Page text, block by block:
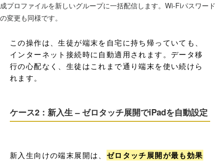
成プロファイルを新しいグループに一括配信します。Wi-Fiパスワード
の変更も同様です。
この操作は、生徒が端末を自宅に持ち帰っていても、
インターネット接続時に自動適用されます。データ移
行の心配なく、生徒はこれまで通り端末を使い続けら
れます。
ケース2：新入生 – ゼロタッチ展開でiPadを自動設定
新入生向けの端末展開は、 ゼロタッチ展開が最も効果